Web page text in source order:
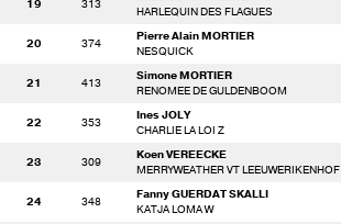
19 313
HARLEQUIN DES FLAGUES
20 374
Pierre Alain MORTIER
NESQUICK
21 413
Simone MORTIER
RENOMEE DE GULDENBOOM
22 353
Ines JOLY
CHARLIE LA LOI Z
23 309
Koen VEREECKE
MERRYWEATHER VT LEEUWERIKENHOF
24 348
Fanny GUERDAT SKALLI
KATJA LOMA W